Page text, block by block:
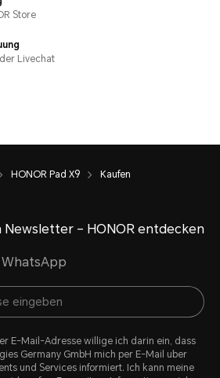
Store
Livechat
HONOR Pad X9 Kaufen
– HONOR entdecken
WhatsApp
E-Mail-Adresse willige ich darin ein, dass
Germany GmbH mich per E-Mail uber
und Services informiert. Ich kann meine